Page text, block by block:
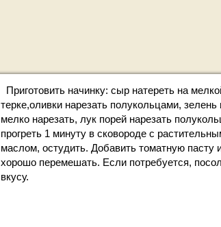
Приготовить начинку: сыр натереть на
терке,оливки нарезать полукольцами, зелень
мелко нарезать, лук порей нарезать
прогреть 1 минуту в сковороде с
маслом, остудить. Добавить томатную пасту
хорошо перемешать. Если потребуется,
вкусу.